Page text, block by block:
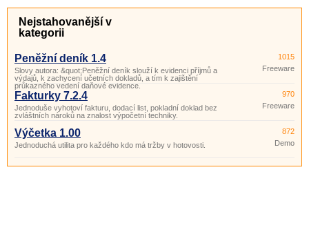
Nejstahovanější v
kategorii
Peněžní deník 1.4
Slovy autora: &quot;Peněžní deník slouží k evidenci příjmů a
výdajů, k zachycení učetních dokladů, a tím k zajištění
průkazného vedení daňové evidence.
1015
Freeware
Fakturky 7.2.4
Jednoduše vyhotoví fakturu, dodací list, pokladní doklad bez
zvláštních nároků na znalost výpočetní techniky.
970
Freeware
Výčetka 1.00
Jednoduchá utilita pro každého kdo má tržby v hotovosti.
872
Demo